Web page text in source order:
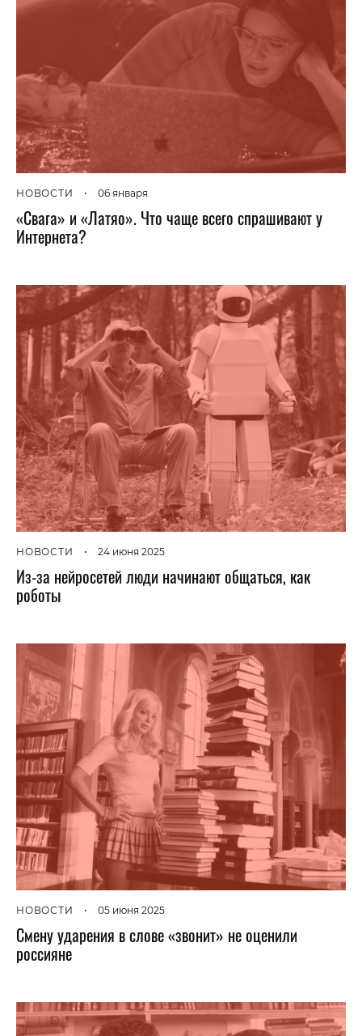
НОВОСТИ • 06 января
«Свага» и «Латяо». Что чаще всего спрашивают у
Интернета?
НОВОСТИ • 24 июня 2025
Из-за нейросетей люди начинают общаться, как
роботы
НОВОСТИ • 05 июня 2025
Смену ударения в слове «звонит» не оценили
россияне